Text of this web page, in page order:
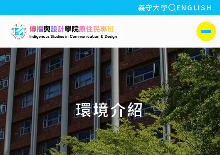
:::
義守大學 全站搜索
ENGLISH
義守大學傳播與設計學院
側選單
環境介紹